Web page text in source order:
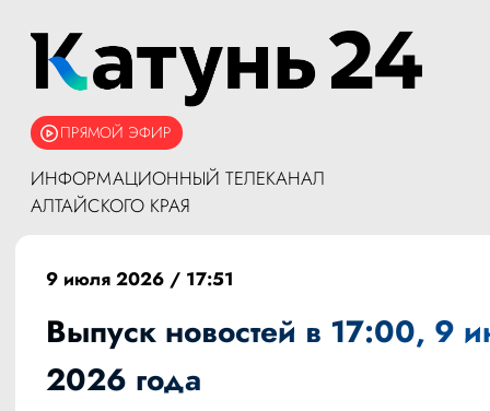
ПРЯМОЙ ЭФИР
ИНФОРМАЦИОННЫЙ ТЕЛЕКАНАЛ
АЛТАЙСКОГО КРАЯ
9 июля 2026 / 17:51
Выпуск новостей в 17:00, 9
2026 года